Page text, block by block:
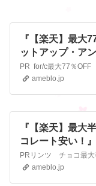
『【楽天】最
ットアップ・ア
ース』
ameblo.jp
『【楽天】最
コレート安い！』
ameblo.jp